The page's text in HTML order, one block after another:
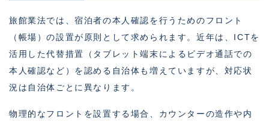
旅館業法では、宿泊者の本人確認を行うためのフロント
（帳場）の設置が原則として求められます。近年は、ICTを
活用した代替措置（タブレット端末によるビデオ通話での
本人確認など）を認める自治体も増えていますが、対応状
況は自治体ごとに異なります。
物理的なフロントを設置する場合、カウンターの造作や内